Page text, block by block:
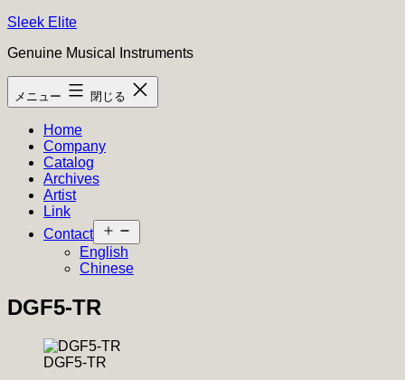
コ
テ
ン
ツ
Sleek Elite
Genuine Musical Instruments
メニュー 閉じる
Home
Company
Catalog
Archives
Artist
Link
Contact
ニ
ー
English
Chinese
DGF5-TR
DGF5-TR